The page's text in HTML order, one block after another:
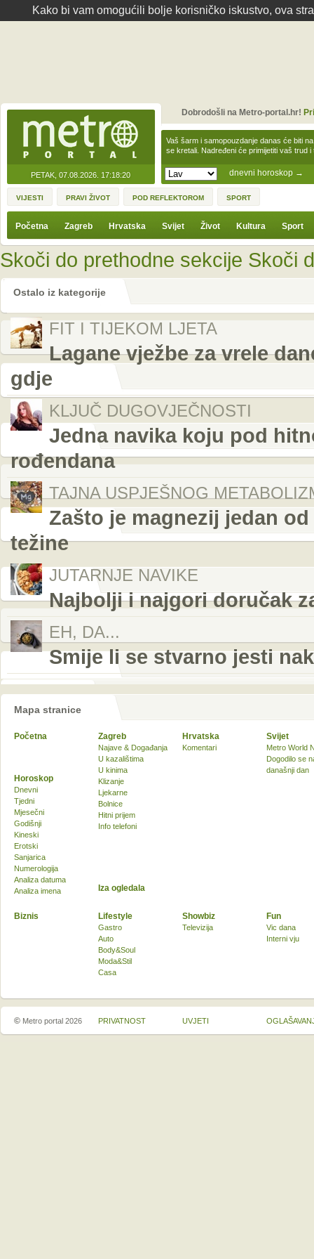
Kako bi vam omogućili bolje korisničko iskustvo, ova
PETAK, 07.08.2026. 17:18:20 dnevni horoskop →
Vaš šarm i samopouzdanje danas će biti
se kretali. Nadređeni će primijetiti vaš trud
Dobrodošli na Metro-portal.hr!
VIJESTI PRAVI ŽIVOT POD REFLEKTOROM SPORT
Početna Zagreb Hrvatska Svijet Život Kultura Sport
Skoči do prethodne sekcije Skoči
Ostalo iz kategorije
FIT I TIJEKOM LJETA
Lagane vježbe za vrele
gdje
KLJUČ DUGOVJEČNOSTI
Jedna navika koju pod
rođendana
TAJNA USPJEŠNOG
Zašto je magnezij jedan
težine
JUTARNJE NAVIKE
Najbolji i najgori doručak
EH, DA...
Smije li se stvarno jesti
Mapa stranice
Početna Zagreb
Najave & Događanja
U kazalištima
U kinima
Klizanje
Ljekarne
Bolnice
Hitni prijem
Info telefoni
Hrvatska
Komentari
Svijet
Metro World
Dogodilo se
današnji dan
Biznis Lifestyle
Gastro
Auto
Body&Soul
Moda&Stil
Casa
Showbiz
Televizija
Fun
Vic dana
Interni vju
Horoskop
Dnevni
Tjedni
Mjesečni
Godišnji
Kineski
Erotski
Sanjarica
Numerologija
Analiza datuma
Analiza imena
Iza ogledala
© Metro portal 2026 PRIVATNOST UVJETI